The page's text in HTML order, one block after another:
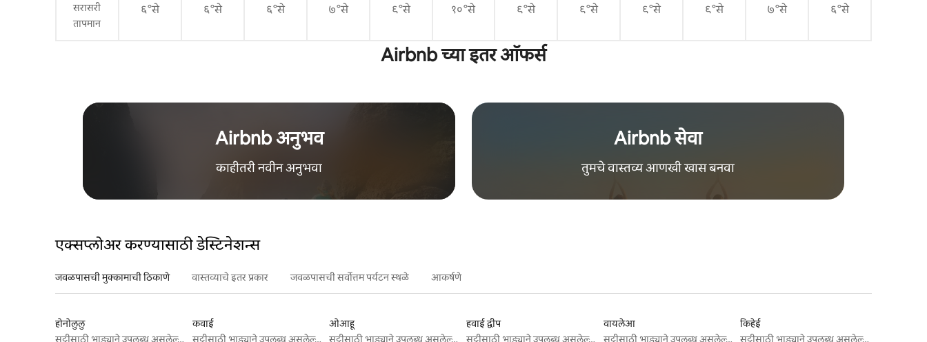
सरासरी
तापमान
६°से ६°से ६°से ७°से ९°से १०°से ९°से ९°से ९°से ९°से ७°से ६°से
Airbnb च्या इतर ऑफर्स
Airbnb अनुभव
काहीतरी नवीन अनुभवा
Airbnb सेवा
तुमचे वास्तव्य आणखी खास बनवा
एक्सप्लोअर करण्यासाठी डेस्टिनेशन्स
जवळपासची मुक्कामाची ठिकाणे वास्तव्याचे इतर प्रकार जवळपासची सर्वोत्तम पर्यटन स्थळे आकर्षणे
होनोलुलु
सुट्टीसाठी भाड्याने उपलब्ध असलेल्या जागा
कवाई
सुट्टीसाठी भाड्याने उपलब्ध असलेल्या जागा
ओआहू
सुट्टीसाठी भाड्याने उपलब्ध असलेल्या जागा
हवाई द्वीप
सुट्टीसाठी भाड्याने उपलब्ध असलेल्या जागा
वायलेआ
सुट्टीसाठी भाड्याने उपलब्ध असलेल्या जागा
किहेई
सुट्टीसाठी भाड्याने उपलब्ध असलेल्या जागा